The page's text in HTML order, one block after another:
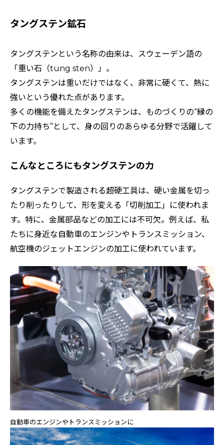
タングステン鉱石
タングステンという名称の由来は、スウェーデン語の
「重い石（tung sten）」。
タングステンは重いだけではなく、非常に硬くて、熱に
強いという優れた点があります。
多くの機能を備えたタングステンは、ものづくりの“縁の
下の力持ち”として、身の回りのあらゆる分野で活躍して
います。
こんなところにもタングステンの力
タングステンで製造される超硬工具は、硬い金属を切っ
たり削ったりして、形を変える「切削加工」に使われま
す。特に、金属部品などの加工には不可欠。例えば、私
たちに身近な自動車のエンジンやトランスミッション、
航空機のジェットエンジンの加工に使われています。
自動車のエンジンやトランスミッションに